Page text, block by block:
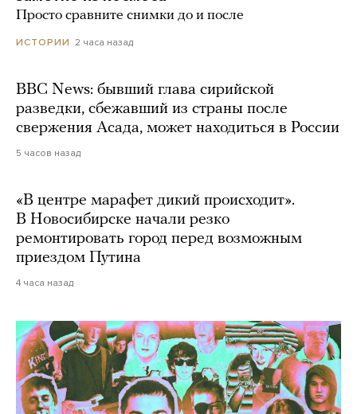
Просто сравните снимки до и после
ИСТОРИИ 2 часа назад
BBC News: бывший глава сирийской
разведки, сбежавший из страны после
свержения Асада, может находиться в России
5 часов назад
«В центре марафет дикий происходит».
В Новосибирске начали резко
ремонтировать город перед возможным
приездом Путина
4 часа назад